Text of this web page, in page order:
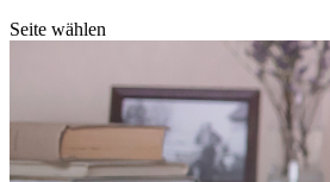
Seite wählen